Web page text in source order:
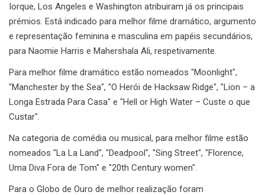
Iorque, Los Angeles e Washington atribuiram já os principais
prémios. Está indicado para melhor filme dramático, argumento
e representação feminina e masculina em papéis secundários,
para Naomie Harris e Mahershala Ali, respetivamente.
Para melhor filme dramático estão nomeados "Moonlight",
"Manchester by the Sea", "O Herói de Hacksaw Ridge", "Lion – a
Longa Estrada Para Casa" e "Hell or High Water – Custe o que
Custar".
Na categoria de comédia ou musical, para melhor filme estão
nomeados "La La Land", "Deadpool", "Sing Street", "Florence,
Uma Diva Fora de Tom" e "20th Century women".
Para o Globo de Ouro de melhor realização foram